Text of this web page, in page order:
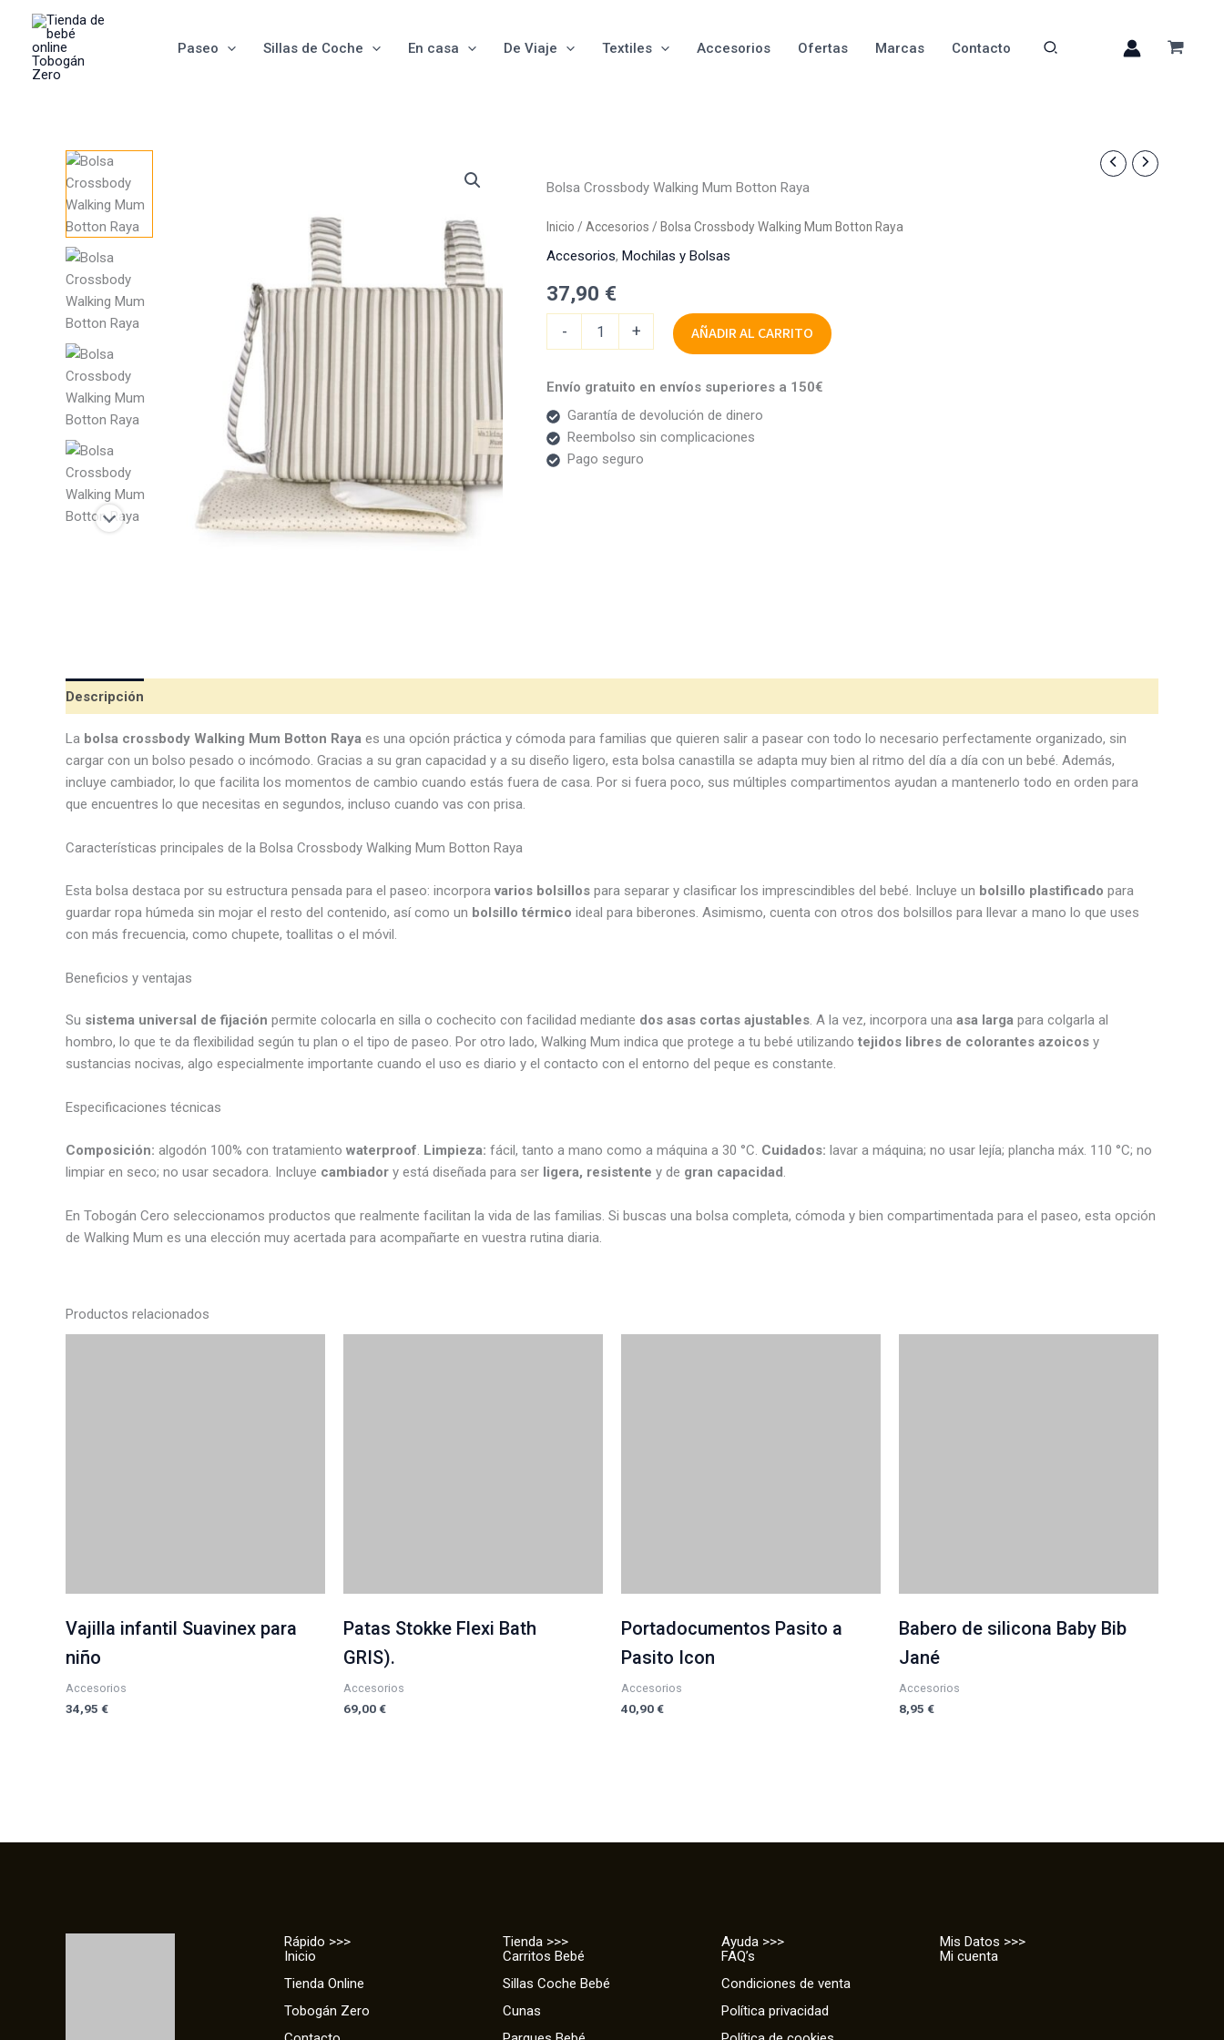
contenido
Paseo Sillas de Coche En casa De Viaje Textiles Accesorios Ofertas Marcas Contacto
Bolsa Crossbody Walking Mum Botton Raya
Inicio / Accesorios / Bolsa Crossbody Walking Mum Botton Raya
Accesorios, Mochilas y Bolsas
37,90 €
-
Walking
Botton
Raya
+ AÑADIR AL CARRITO
Envío gratuito en envíos superiores a 150€
Garantía de devolución de dinero
Reembolso sin complicaciones
Pago seguro
Descripción
La bolsa crossbody Walking Mum Botton Raya es una opción práctica y cómoda para familias que quieren salir a pasear con todo lo necesario perfectamente organizado, sin
cargar con un bolso pesado o incómodo. Gracias a su gran capacidad y a su diseño ligero, esta bolsa canastilla se adapta muy bien al ritmo del día a día con un bebé. Además,
incluye cambiador, lo que facilita los momentos de cambio cuando estás fuera de casa. Por si fuera poco, sus múltiples compartimentos ayudan a mantenerlo todo en orden para
que encuentres lo que necesitas en segundos, incluso cuando vas con prisa.
Características principales de la Bolsa Crossbody Walking Mum Botton Raya
Esta bolsa destaca por su estructura pensada para el paseo: incorpora varios bolsillos para separar y clasificar los imprescindibles del bebé. Incluye un bolsillo plastificado para
guardar ropa húmeda sin mojar el resto del contenido, así como un bolsillo térmico ideal para biberones. Asimismo, cuenta con otros dos bolsillos para llevar a mano lo que uses
con más frecuencia, como chupete, toallitas o el móvil.
Beneficios y ventajas
Su sistema universal de fijación permite colocarla en silla o cochecito con facilidad mediante dos asas cortas ajustables. A la vez, incorpora una asa larga para colgarla al
hombro, lo que te da flexibilidad según tu plan o el tipo de paseo. Por otro lado, Walking Mum indica que protege a tu bebé utilizando tejidos libres de colorantes azoicos y
sustancias nocivas, algo especialmente importante cuando el uso es diario y el contacto con el entorno del peque es constante.
Especificaciones técnicas
Composición: algodón 100% con tratamiento waterproof Limpieza: fácil, tanto a mano como a máquina a 30 °C. Cuidados: lavar a máquina; no usar lejía; plancha máx. 110 °C; no
limpiar en seco; no usar secadora. Incluye cambiador y está diseñada para ser ligera, resistente y de gran capacidad
En Tobogán Cero seleccionamos productos que realmente facilitan la vida de las familias. Si buscas una bolsa completa, cómoda y bien compartimentada para el paseo, esta opción
de Walking Mum es una elección muy acertada para acompañarte en vuestra rutina diaria.
Productos relacionados
Vajilla infantil Suavinex para
niño
Accesorios
34,95 €
Patas Stokke Flexi Bath
GRIS).
Accesorios
69,00 €
Portadocumentos Pasito a
Pasito Icon
Accesorios
40,90 €
Babero de silicona Baby Bib
Jané
Accesorios
8,95 €
Rápido >>>
Inicio
Tienda Online
Tobogán Zero
Tienda >>>
Carritos Bebé
Sillas Coche Bebé
Cunas
Ayuda >>>
FAQ’s
Condiciones de venta
Política privacidad
Mis Datos >>>
Mi cuenta